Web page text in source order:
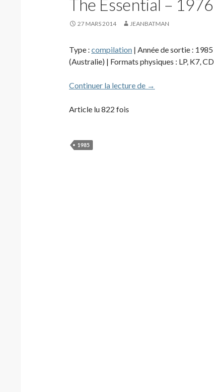
The Essential –
27 MARS 2014 JEANBATMAN
Type : compilation | Année de sortie :
(Australie) | Formats physiques : LP, K7, CD
Continuer la lecture de The Essential –
→
Article lu 822 fois
1985